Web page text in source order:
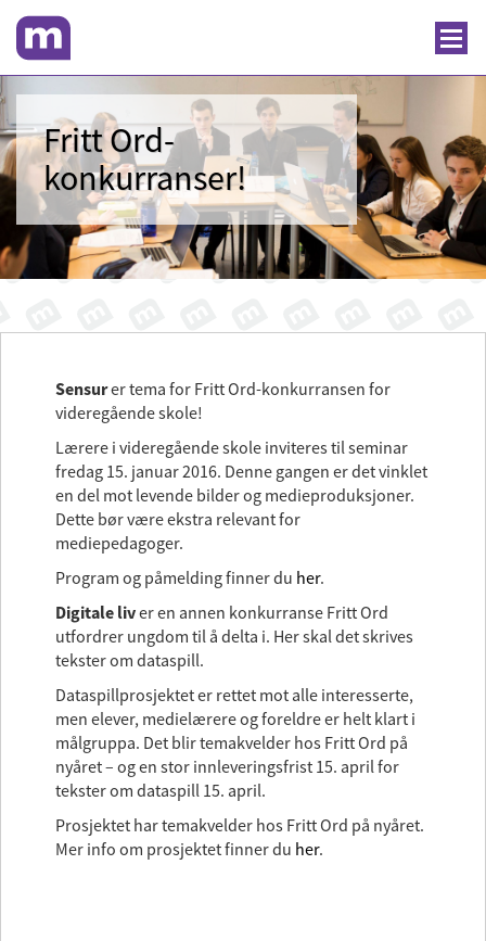
Fritt Ord-
konkurranser!
Sensurer tema for Fritt Ord-konkurransen for
videregående skole!
Lærere i videregående skole inviteres til seminar
fredag 15. januar 2016. Denne gangen er det vinklet
en del mot levende bilder og medieproduksjoner.
Dette bør være ekstra relevant for
mediepedagoger.
Program og påmelding finner du her.
Digitale liver en annen konkurranse Fritt Ord
utfordrer ungdom til å delta i. Her skal det skrives
tekster om dataspill.
Dataspillprosjektet er rettet mot alle interesserte,
men elever, medielærere og foreldre er helt klart i
målgruppa. Det blir temakvelder hos Fritt Ord på
nyåret – og en stor innleveringsfrist 15. april for
tekster om dataspill 15. april.
Prosjektet har temakvelder hos Fritt Ord på nyåret.
Mer info om prosjektet finner du her.